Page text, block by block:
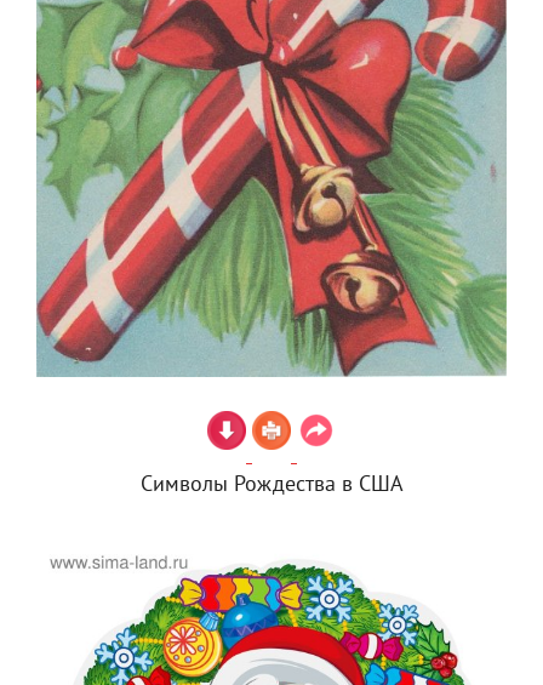
Символы Рождества в США